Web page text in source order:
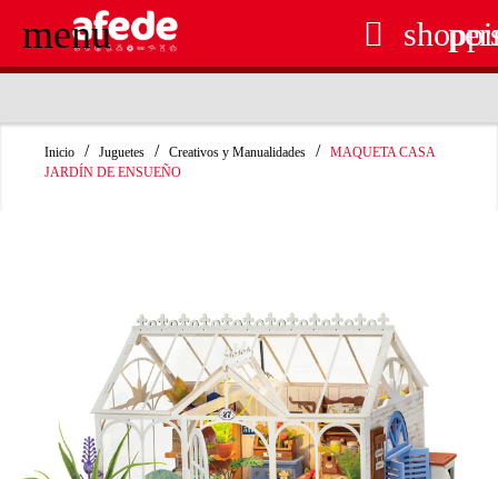
menu 
Inicio Juguetes Creativos y Manualidades
MAQUETA CASA
JARDÍN DE ENSUEÑO